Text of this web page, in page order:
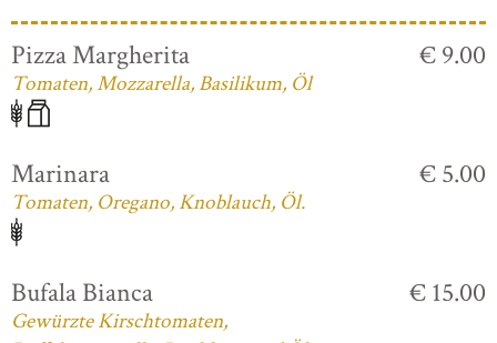
Pizza Margherita
Tomaten, Mozzarella, Basilikum, Öl
€ 9.00
Marinara
Tomaten, Oregano, Knoblauch, Öl.
€ 5.00
Bufala Bianca
Gewürzte Kirschtomaten,
€ 15.00